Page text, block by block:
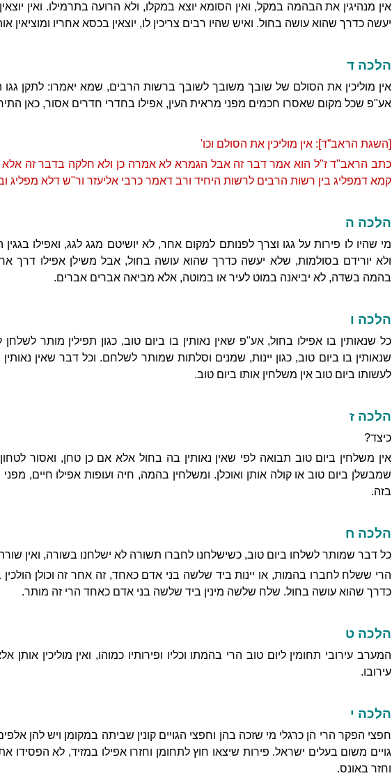
אין מנהיגין את הבהמה במקל, ואין הסומא יוצא במקלו, ולא הרועה בתרמילו. ואין
יעשה כדרך שהוא עושה בחול. ואיש שהיו רבים צריכין לו, יוצאין בכסא אחריו ומוציאין
הלכה ד
אין מוליכין את הסולם של שובך משובך לשובך ברשות הרבים, שמא יאמרו: לתקן גגו
אע"פ שכל מקום שאסרו חכמים מפני מראית העין, אפילו בחדרי חדרים אסור, כאן
[השגת הראב”ד]: אין מוליכין את הסולם וכו'
כתב הראב"ד ז"ל הוא אמר דבר זה אבל הגמרא לא אמרה כן ולא חלקה בדבר זה אלא
קמא דמפליג בין רשות הרבים לרשות היחיד ורב דאמר כרבי אליעזר ור"ש דלא מפליג
הלכה ה
מי שהיו לו פירות על גגו וצרך לפנותם למקום אחר, לא יושיטם מגג לגג, ואפילו
ולא יורידם בסולמות, שלא יעשה כדרך שהוא עושה בחול, אבל משילן אפילו דרך
בהמה בשדה, לא יביאנה במוט לעיר או במוטה, אלא מביאה אברים אברים.
הלכה ו
כל שנאותין בו אפילו בחול, אע"פ שאין נאותין בו ביום טוב, כגון תפילין מותר
שנאותין בו ביום טוב, כגון יינות, שמנים וסלתות שמותר לשלחם. וכל דבר שאין
לעשותו ביום טוב אין משלחין אותו ביום טוב.
הלכה ז
כיצד?
אין משלחין ביום טוב תבואה לפי שאין נאותין בה בחול אלא אם כן טחן, ואסור
שמבשלן ביום טוב או קולה אותן ואוכלן. ומשלחין בהמה, חיה ועופות אפילו חיים,
בזה.
הלכה ח
כל דבר שמותר לשלחו ביום טוב, כשישלחנו לחברו תשורה לא ישלחנו בשורה, ואין
הרי ששלח לחברו בהמות, או יינות ביד שלשה בני אדם כאחד, זה אחר זה וכולן
כדרך שהוא עושה בחול. שלח שלשה מינין ביד שלשה בני אדם כאחד הרי זה מותר.
הלכה ט
המערב עירובי תחומין ליום טוב הרי בהמתו וכליו ופירותיו כמוהו, ואין מוליכין
עירובו.
הלכה י
חפצי הפקר הרי הן כרגלי מי שזכה בהן וחפצי הגויים קונין שביתה במקומן ויש להן
גויים משום בעלים ישראל. פירות שיצאו חוץ לתחומן וחזרו אפילו במזיד, לא
וחזר באונס.